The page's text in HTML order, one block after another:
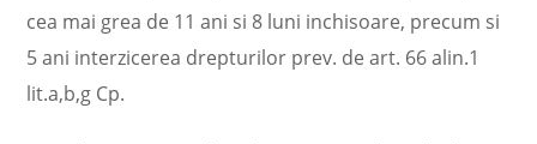
cea mai grea de 11 ani si 8 luni inchisoare, precum si
5 ani interzicerea drepturilor prev. de art. 66 alin.1
lit.a,b,g Cp.